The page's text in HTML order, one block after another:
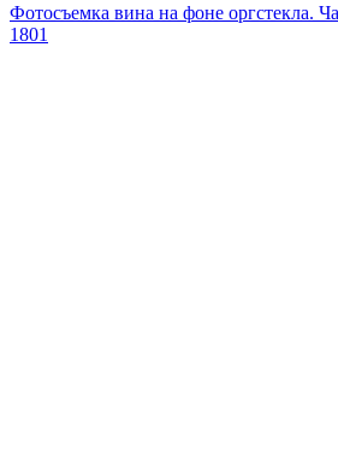
Фотосъемка вина на фоне оргстекла.
1801